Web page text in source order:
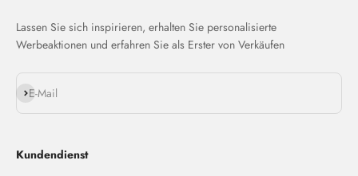
Lassen Sie sich inspirieren, erhalten Sie personalisierte
Werbeaktionen und erfahren Sie als Erster von Verkäufen
E-Mail
Abonnieren
Kundendienst